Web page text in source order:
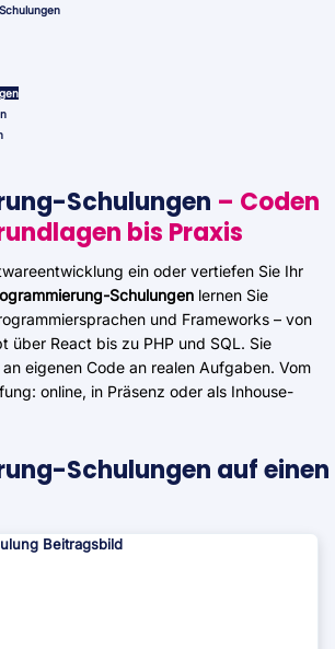
Schulungen – Coden
bis Praxis
ein oder vertiefen Sie Ihr
Schulungen lernen Sie
und Frameworks – von
über React bis zu PHP und SQL. Sie
eigenen Code an realen Aufgaben. Vom
online, in Präsenz oder als Inhouse-
Schulungen auf einen